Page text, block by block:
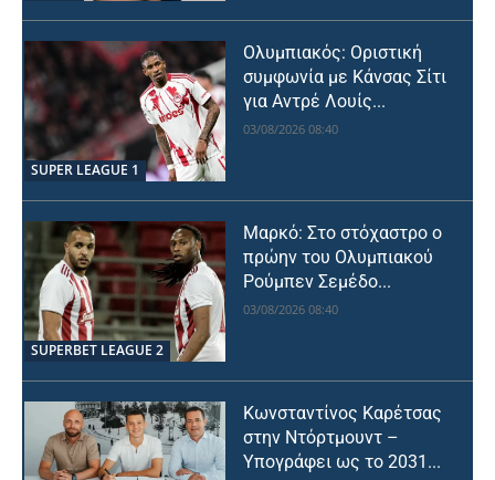
SUPER LEAGUE 1
Ολυμπιακός: Οριστική
συμφωνία με Κάνσας Σίτι
για Αντρέ Λουίς...
03/08/2026 08:40
SUPERBET LEAGUE 2
Μαρκό: Στο στόχαστρο ο
πρώην του Ολυμπιακού
Ρούμπεν Σεμέδο...
03/08/2026 08:40
Κωνσταντίνος Καρέτσας
στην Ντόρτμουντ –
Υπογράφει ως το 2031...